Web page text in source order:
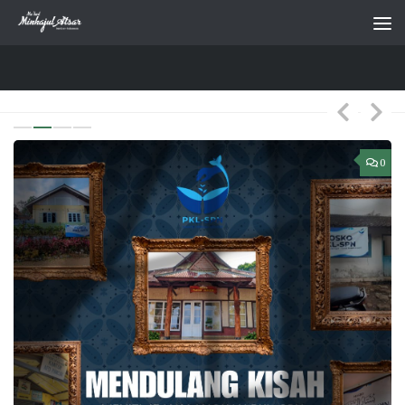
Skip to content
0
PKL-SPN (SANTRI PEDULI NEGERI) REPORTASE
TAKHASUS
RAB 1 SAFAR 1448H
Meneladani Rasulullah ﷺ dalam
Mengutus Para Pendakwah
PKL SPN 2026 Rabu, 30 Muharram 1448 H – 15 Juli 2026
Malam itu, udara di sekitar Masjid Al-Ikhlas terasa...